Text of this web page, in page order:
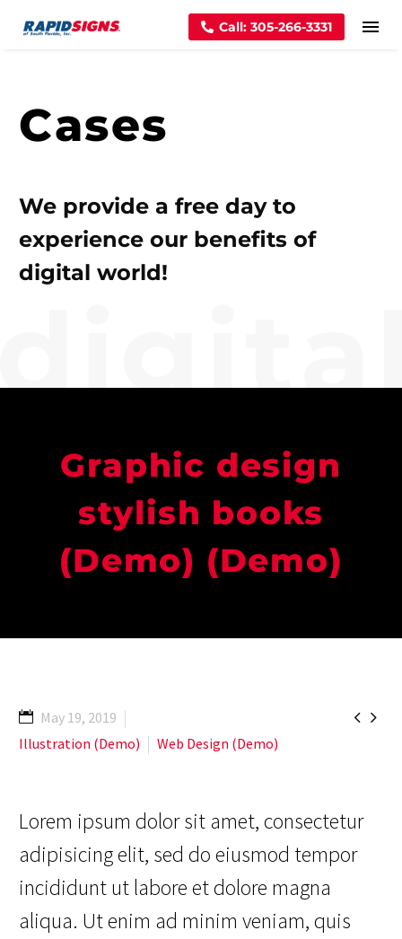
Call: 305-266-3331
Cases
We provide a free day to
experience our benefits of
digital world!
Graphic design
stylish books
(Demo) (Demo)
 
May 19, 2019
Illustration (Demo)
Web Design (Demo)
Lorem ipsum dolor sit amet, consectetur
adipisicing elit, sed do eiusmod tempor
incididunt ut labore et dolore magna
aliqua. Ut enim ad minim veniam, quis